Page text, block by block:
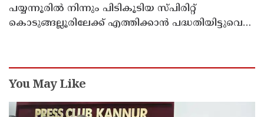
പയ്യന്നൂരിൽ നിന്നും പിടികൂടിയ സ്പിരിറ്റ്
കൊടുങ്ങല്ലൂരിലേക്ക് എത്തിക്കാൻ പദ്ധതിയിട്ടുവെന്ന്
You May Like